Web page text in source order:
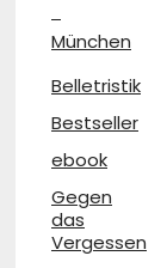
München
Belletristik
Bestseller
ebook
Gegen
das
Vergessen